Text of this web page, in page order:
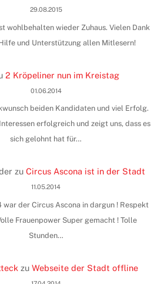
29.08.2015
wohlbehalten wieder Zuhaus. Vielen Dank
und Unterstützung allen Mitlesern!
2 Kröpeliner nun im Kreistag
01.06.2014
beiden Kandidaten und viel Erfolg.
erfolgreich und zeigt uns, dass es
sich gelohnt hat für…
zu Circus Ascona ist in der Stadt
11.05.2014
war der Circus Ascona in dargun ! Respekt
Frauenpower Super gemacht ! Tolle
Stunden…
zuWebseite der Stadt offline